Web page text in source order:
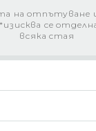
на отпътуване
се
всяка стая